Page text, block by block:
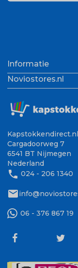
Informatie
Noviostores.nl
Kapstokkendirect.nl
Cargadoorweg 7
6541 BT Nijmegen
Nederland
phone 024 - 206 1340
mail
06 - 376 867 19